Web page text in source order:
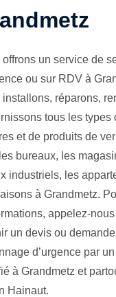
offrons un service de
ou sur RDV à
installons, réparons,
tous les types
et de produits de
bureaux, les
industriels, les
à Grandmetz.
appelez-
un devis ou
d’urgence par
à Grandmetz et
Hainaut.